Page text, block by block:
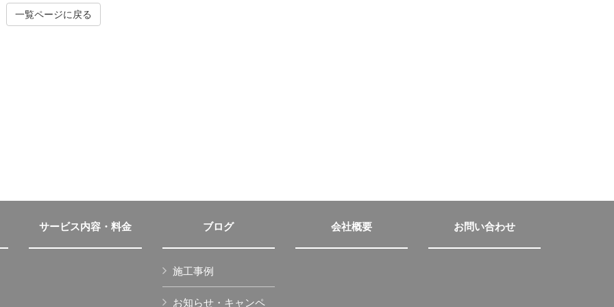
一覧ページに戻る
サービス内容・料金 ブログ
施工事例
お知らせ・キャンペ
会社概要 お問い合わせ